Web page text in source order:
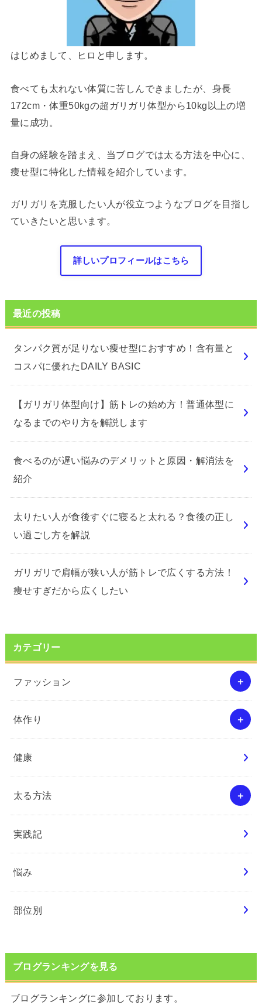
はじめまして、ヒロと申します。
食べても太れない体質に苦しんできましたが、身長
172cm・体重50kgの超ガリガリ体型から10kg以上の増
量に成功。
自身の経験を踏まえ、当ブログでは太る方法を中心に、
痩せ型に特化した情報を紹介しています。
ガリガリを克服したい人が役立つようなブログを目指し
ていきたいと思います。
詳しいプロフィールはこちら
最近の投稿
タンパク質が足りない痩せ型におすすめ！含有量と
コスパに優れたDAILY BASIC
【ガリガリ体型向け】筋トレの始め方！普通体型に
なるまでのやり方を解説します
食べるのが遅い悩みのデメリットと原因・解消法を
紹介
太りたい人が食後すぐに寝ると太れる？食後の正し
い過ごし方を解説
ガリガリで肩幅が狭い人が筋トレで広くする方法！
痩せすぎだから広くしたい
カテゴリー
ファッション
体作り
健康
太る方法
実践記
悩み
部位別
ブログランキングを見る
ブログランキングに参加しております。